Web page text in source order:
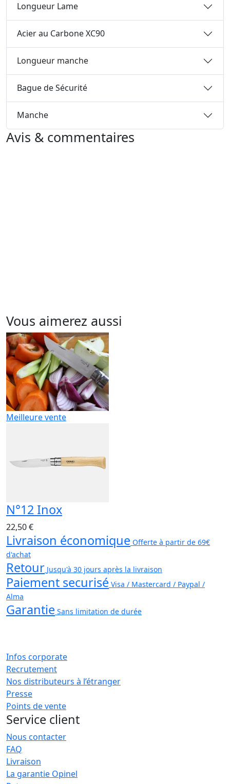
Longueur Lame
Acier au Carbone XC90
Longueur manche
Bague de Sécurité
Manche
Avis & commentaires
Vous aimerez aussi
Meilleure vente
N°12 Inox
22,50 €
Livraison économique Offerte à partir de 69€
d'achat
Retour Jusqu'à 30 jours après la livraison
Paiement securisé Visa / Mastercard / Paypal /
Alma
Garantie Sans limitation de durée
Infos corporate
Recrutement
Nos distributeurs à l’étranger
Presse
Points de vente
Service client
Nous contacter
FAQ
Livraison
La garantie Opinel